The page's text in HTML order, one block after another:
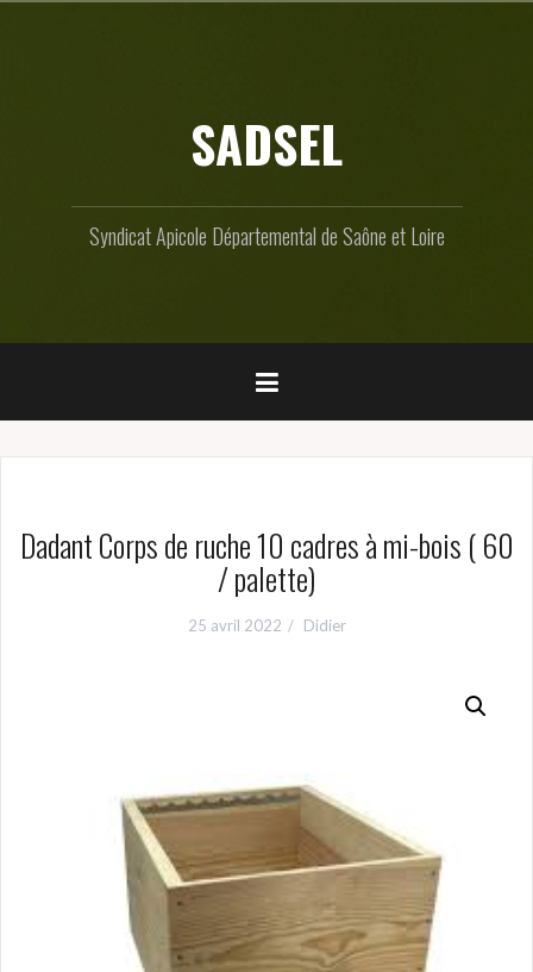
SADSEL
Syndicat Apicole Départemental de Saône et Loire
Dadant Corps de ruche 10 cadres à mi-bois ( 60
/ palette)
25 avril 2022 Didier